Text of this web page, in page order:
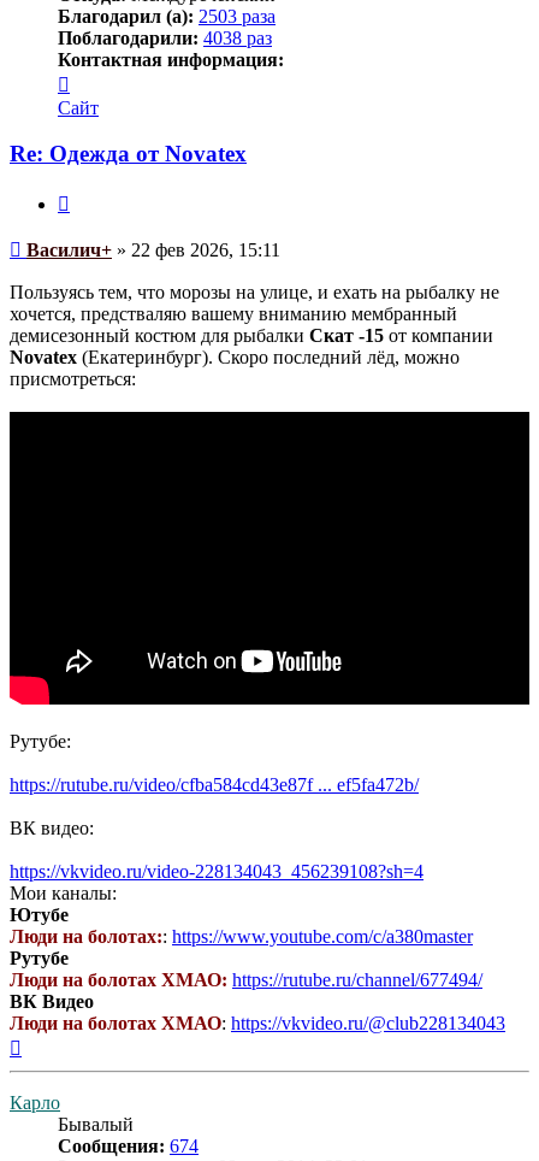
Благодарил (а): 2503 раза
Поблагодарили: 4038 раз
Контактная информация:
информация
пользователя
Сайт
Re: Одежда от Novatex
Сообщение
Василич+ » 22 фев 2026, 15:11
Пользуясь тем, что морозы на улице, и ехать на рыбалку не
хочется, предстваляю вашему вниманию мембранный
демисезонный костюм для рыбалки Скат -15 от компании
Novatex (Екатеринбург). Скоро последний лёд, можно
присмотреться:
Рутубе:
https://rutube.ru/video/cfba584cd43e87f ... ef5fa472b/
ВК видео:
https://vkvideo.ru/video-228134043_456239108?sh=4
Мои каналы:
Ютубе
Люди на болотах:: https://www.youtube.com/c/a380master
Рутубе
Люди на болотах ХМАО: https://rutube.ru/channel/677494/
ВК Видео
Люди на болотах ХМАО: https://vkvideo.ru/@club228134043
Карло
Бывалый
Сообщения: 674